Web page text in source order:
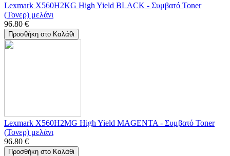
Lexmark X560H2KG High Yield BLACK - Συμβατό Toner
(Τονερ) μελάνι
96.80 €
Προσθήκη στο Καλάθι
Lexmark X560H2MG High Yield MAGENTA - Συμβατό Toner
(Τονερ) μελάνι
96.80 €
Προσθήκη στο Καλάθι